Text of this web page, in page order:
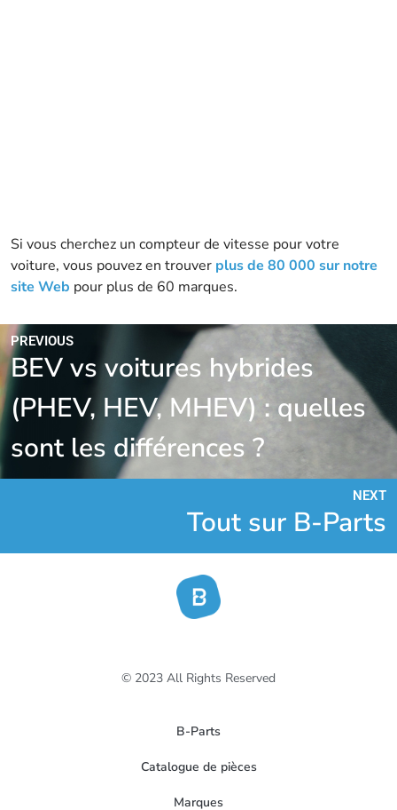
Si vous cherchez un compteur de vitesse pour votre
voiture, vous pouvez en trouver plus de 80 000 sur notre
site Web pour plus de 60 marques.
PREVIOUS
BEV vs voitures hybrides
(PHEV, HEV, MHEV) : quelles
sont les différences ?
NEXT
Tout sur B-Parts
© 2023 All Rights Reserved
B-Parts
Catalogue de pièces
Marques